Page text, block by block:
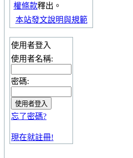
權條款釋出。
本站發文說明與規範
使用者登入
使用者名稱:
密碼:
忘了密碼?
現在就註冊!